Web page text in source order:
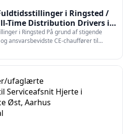
i Ringsted /
Time Distribution Drivers in
i Ringsted På grund af stigende
ansvarsbevidste CE-chauffører til…